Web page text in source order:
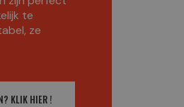
te
ze
KLIK HIER !